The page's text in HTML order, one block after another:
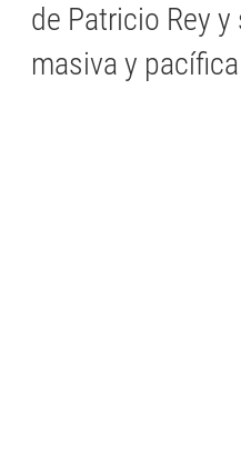
de Patricio Rey
masiva y